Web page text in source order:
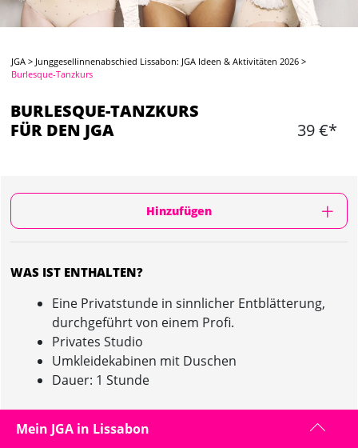
JGA > Junggesellinnenabschied Lissabon: JGA Ideen & Aktivitäten 2026 >
Burlesque-Tanzkurs
BURLESQUE-TANZKURS
FÜR DEN JGA
39 €*
Hinzufügen
WAS IST ENTHALTEN?
Eine Privatstunde in sinnlicher Entblätterung,
durchgeführt von einem Profi.
Privates Studio
Umkleidekabinen mit Duschen
Dauer: 1 Stunde
Mein JGA in Lissabon